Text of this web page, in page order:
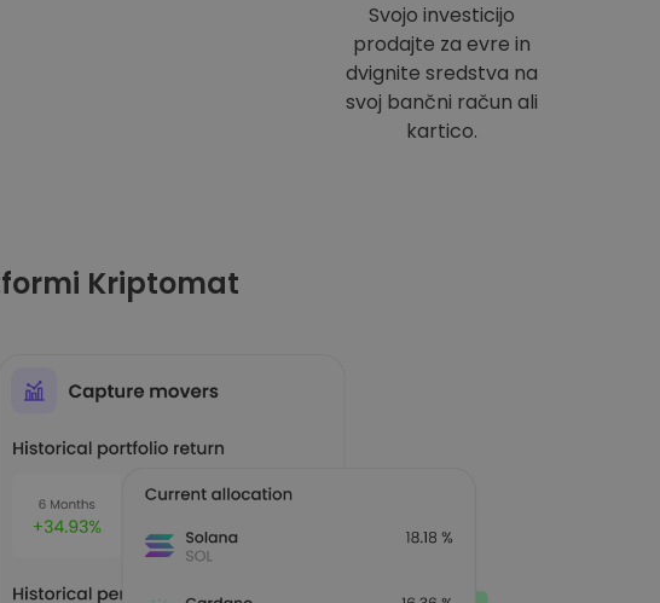
Svojo investicijo
prodajte za evre in
dvignite sredstva na
svoj bančni račun ali
kartico.
Kriptomat